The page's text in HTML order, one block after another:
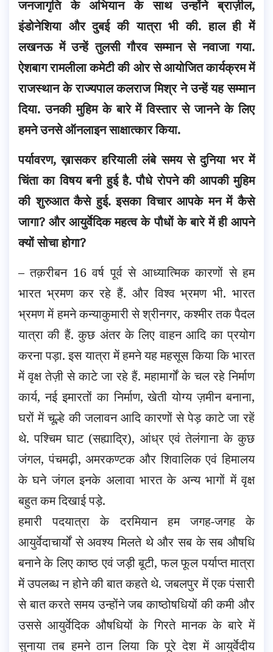
जनजागृति के अभियान के साथ उन्होंने ब्राज़ील,
इंडोनेशिया और दुबई की यात्रा भी की. हाल ही में
लखनऊ में उन्हें तुलसी गौरव सम्मान से नवाजा गया.
ऐशबाग रामलीला कमेटी की ओर से आयोजित कार्यक्रम में
राजस्थान के राज्यपाल कलराज मिश्र ने उन्हें यह सम्मान
दिया. उनकी मुहिम के बारे में विस्तार से जानने के लिए
हमने उनसे ऑनलाइन साक्षात्कार किया.
पर्यावरण, ख़ासकर हरियाली लंबे समय से दुनिया भर में
चिंता का विषय बनी हुई है. पौधे रोपने की आपकी मुहिम
की शुरुआत कैसे हुई. इसका विचार आपके मन में कैसे
जागा? और आयुर्वेदिक महत्व के पौधों के बारे में ही आपने
क्यों सोचा होगा?
– तक़रीबन 16 वर्ष पूर्व से आध्यात्मिक कारणों से हम
भारत भ्रमण कर रहे हैं. और विश्व भ्रमण भी. भारत
भ्रमण में हमने कन्याकुमारी से श्रीनगर, कश्मीर तक पैदल
यात्रा की हैं. कुछ अंतर के लिए वाहन आदि का प्रयोग
करना पड़ा. इस यात्रा में हमने यह महसूस किया कि भारत
में वृक्ष तेज़ी से काटे जा रहे हैं. महामार्गों के चल रहे निर्माण
कार्य, नई इमारतों का निर्माण, खेती योग्य ज़मीन बनाना,
घरों में चूल्हे की जलावन आदि कारणों से पेड़ काटे जा रहें
थे. पश्चिम घाट (सह्याद्रि), आंध्र एवं तेलंगाना के कुछ
जंगल, पंचमढ़ी, अमरकण्टक और शिवालिक एवं हिमालय
के घने जंगल इनके अलावा भारत के अन्य भागों में वृक्ष
बहुत कम दिखाई पड़े.
हमारी पदयात्रा के दरमियान हम जगह-जगह के
आयुर्वेदाचार्यों से अवश्य मिलते थे और सब के सब औषधि
बनाने के लिए काष्ठ एवं जड़ी बूटी, फल फूल पर्याप्त मात्रा
में उपलब्ध न होने की बात कहते थे. जबलपुर में एक पंसारी
से बात करते समय उन्होंने जब काष्ठोषधियों की कमी और
उससे आयुर्वेदिक औषधियों के गिरते मानक के बारे में
सुनाया तब हमने ठान लिया कि पूरे देश में आयुर्वेदीय